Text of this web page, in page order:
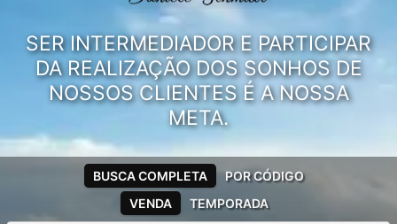
SER INTERMEDIADOR E PARTICIPAR
DA REALIZAÇÃO DOS SONHOS DE
NOSSOS CLIENTES É A NOSSA
META.
VENDA TEMPORADA
BUSCA COMPLETA POR CÓDIGO